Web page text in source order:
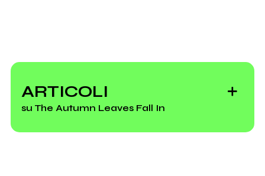
Mio album
Visions Of Things
Scrivi all'utente che amministra la pagina.
Invia messaggio
ARTICOLI
su The Autumn Leaves Fall In